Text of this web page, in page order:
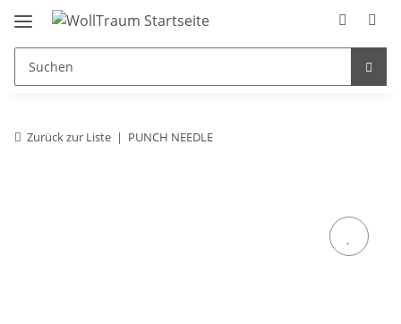
Zurück zur Liste PUNCH NEEDLE